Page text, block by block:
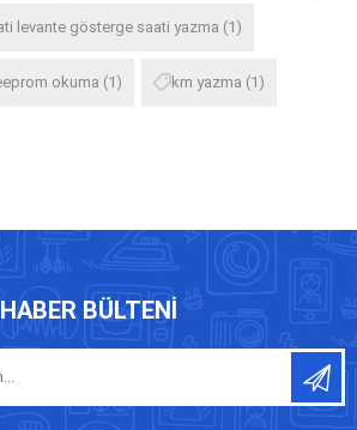
levante gösterge saati yazma (1)
okuma (1) km yazma (1)
HABER BÜLTENI